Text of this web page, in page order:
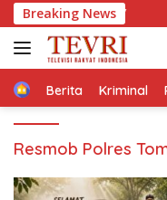
Langsung
ke
konten
Breaking News
9
HomeBerita Kriminal
Resmob Polres